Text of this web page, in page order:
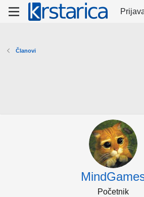
Članovi
Početnik